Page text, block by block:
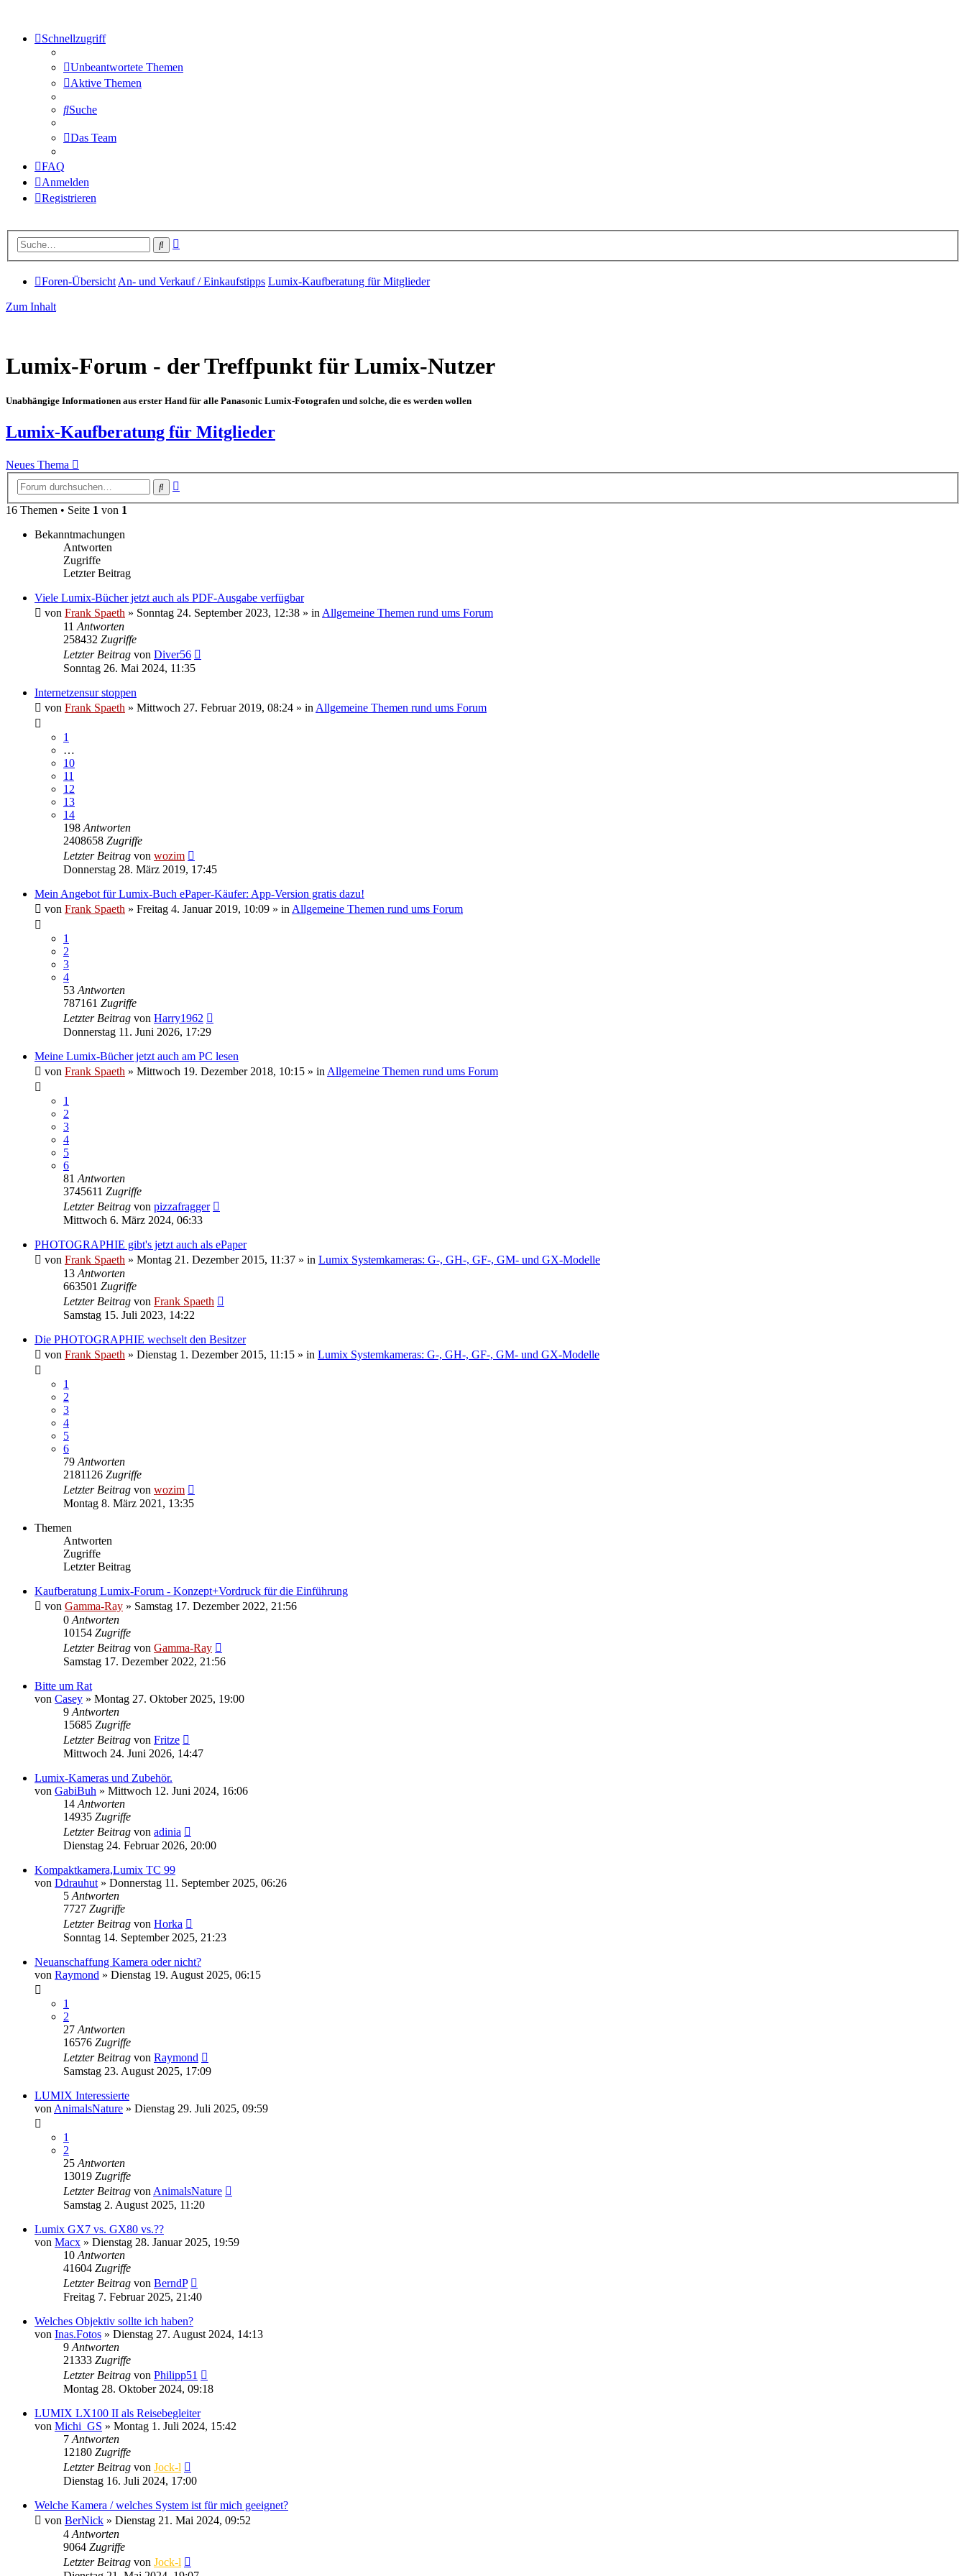
Schnellzugriff
Unbeantwortete Themen
Aktive Themen
Suche
Das Team
FAQ
Anmelden
Registrieren
Suche
Foren-Übersicht An- und Verkauf / Einkaufstipps Lumix-Kaufberatung für Mitglieder
Zum Inhalt
Lumix-Forum - der Treffpunkt für Lumix-Nutzer
Unabhängige Informationen aus erster Hand für alle Panasonic Lumix-Fotografen und solche, die es werden wollen
Lumix-Kaufberatung für Mitglieder
Neues Thema
Suche
16 Themen • Seite 1 von 1
Bekanntmachungen
Antworten
Zugriffe
Letzter Beitrag
Viele Lumix-Bücher jetzt auch als PDF-Ausgabe verfügbar
von Frank Spaeth » Sonntag 24. September 2023, 12:38 » in Allgemeine Themen rund ums Forum
11 Antworten
258432 Zugriffe
Letzter Beitrag von Diver56
Sonntag 26. Mai 2024, 11:35
Internetzensur stoppen
von Frank Spaeth » Mittwoch 27. Februar 2019, 08:24 » in Allgemeine Themen rund ums Forum
1
…
10
11
12
13
14
198 Antworten
2408658 Zugriffe
Letzter Beitrag von wozim
Donnerstag 28. März 2019, 17:45
Mein Angebot für Lumix-Buch ePaper-Käufer: App-Version gratis dazu!
von Frank Spaeth » Freitag 4. Januar 2019, 10:09 » in Allgemeine Themen rund ums Forum
1
2
3
4
53 Antworten
787161 Zugriffe
Letzter Beitrag von Harry1962
Donnerstag 11. Juni 2026, 17:29
Meine Lumix-Bücher jetzt auch am PC lesen
von Frank Spaeth » Mittwoch 19. Dezember 2018, 10:15 » in Allgemeine Themen rund ums Forum
1
2
3
4
5
6
81 Antworten
3745611 Zugriffe
Letzter Beitrag von pizzafragger
Mittwoch 6. März 2024, 06:33
PHOTOGRAPHIE gibt's jetzt auch als ePaper
von Frank Spaeth » Montag 21. Dezember 2015, 11:37 » in Lumix Systemkameras: G-, GH-, GF-, GM- und GX-Modelle
13 Antworten
663501 Zugriffe
Letzter Beitrag von Frank Spaeth
Samstag 15. Juli 2023, 14:22
Die PHOTOGRAPHIE wechselt den Besitzer
von Frank Spaeth » Dienstag 1. Dezember 2015, 11:15 » in Lumix Systemkameras: G-, GH-, GF-, GM- und GX-Modelle
1
2
3
4
5
6
79 Antworten
2181126 Zugriffe
Letzter Beitrag von wozim
Montag 8. März 2021, 13:35
Themen
Antworten
Zugriffe
Letzter Beitrag
Kaufberatung Lumix-Forum - Konzept+Vordruck für die Einführung
von Gamma-Ray » Samstag 17. Dezember 2022, 21:56
0 Antworten
10154 Zugriffe
Letzter Beitrag von Gamma-Ray
Samstag 17. Dezember 2022, 21:56
Bitte um Rat
von Casey » Montag 27. Oktober 2025, 19:00
9 Antworten
15685 Zugriffe
Letzter Beitrag von Fritze
Mittwoch 24. Juni 2026, 14:47
Lumix-Kameras und Zubehör.
von GabiBuh » Mittwoch 12. Juni 2024, 16:06
14 Antworten
14935 Zugriffe
Letzter Beitrag von adinia
Dienstag 24. Februar 2026, 20:00
Kompaktkamera,Lumix TC 99
von Ddrauhut » Donnerstag 11. September 2025, 06:26
5 Antworten
7727 Zugriffe
Letzter Beitrag von Horka
Sonntag 14. September 2025, 21:23
Neuanschaffung Kamera oder nicht?
von Raymond » Dienstag 19. August 2025, 06:15
1
2
27 Antworten
16576 Zugriffe
Letzter Beitrag von Raymond
Samstag 23. August 2025, 17:09
LUMIX Interessierte
von AnimalsNature » Dienstag 29. Juli 2025, 09:59
1
2
25 Antworten
13019 Zugriffe
Letzter Beitrag von AnimalsNature
Samstag 2. August 2025, 11:20
Lumix GX7 vs. GX80 vs.??
von Macx » Dienstag 28. Januar 2025, 19:59
10 Antworten
41604 Zugriffe
Letzter Beitrag von BerndP
Freitag 7. Februar 2025, 21:40
Welches Objektiv sollte ich haben?
von Inas.Fotos » Dienstag 27. August 2024, 14:13
9 Antworten
21333 Zugriffe
Letzter Beitrag von Philipp51
Montag 28. Oktober 2024, 09:18
LUMIX LX100 II als Reisebegleiter
von Michi_GS » Montag 1. Juli 2024, 15:42
7 Antworten
12180 Zugriffe
Letzter Beitrag von Jock-l
Dienstag 16. Juli 2024, 17:00
Welche Kamera / welches System ist für mich geeignet?
von BerNick » Dienstag 21. Mai 2024, 09:52
4 Antworten
9064 Zugriffe
Letzter Beitrag von Jock-l